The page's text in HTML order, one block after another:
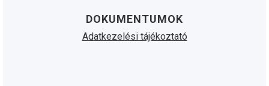
DOKUMENTUMOK
Adatkezelési tájékoztató